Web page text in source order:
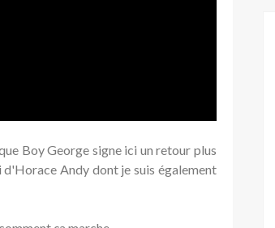
Boy George signe ici un retour plus
d'Horace Andy dont je suis également